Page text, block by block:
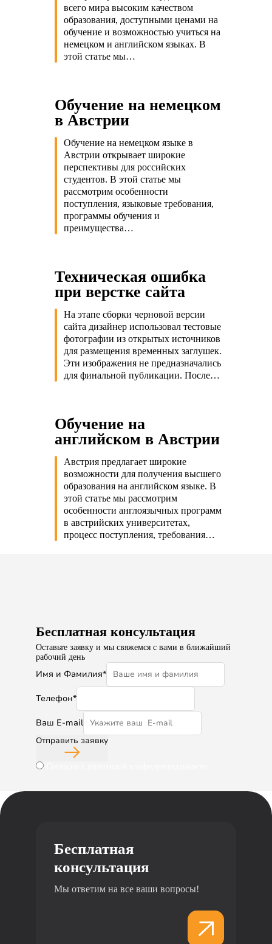
всего мира высоким качеством
образования, доступными ценами на
обучение и возможностью учиться на
немецком и английском языках. В
этой статье мы…
Обучение на немецком
в Австрии
Обучение на немецком языке в
Австрии открывает широкие
перспективы для российских
студентов. В этой статье мы
рассмотрим особенности
поступления, языковые требования,
программы обучения и
преимущества…
Техническая ошибка
при верстке сайта
На этапе сборки черновой версии
сайта дизайнер использовал тестовые
фотографии из открытых источников
для размещения временных заглушек.
Эти изображения не предназначались
для финальной публикации. После…
Обучение на
английском в Австрии
Австрия предлагает широкие
возможности для получения высшего
образования на английском языке. В
этой статье мы рассмотрим
особенности англоязычных программ
в австрийских университетах,
процесс поступления, требования…
Бесплатная консультация
Оставьте заявку и мы свяжемся с вами в ближайший
рабочий день
Имя и Фамилия*
Телефон*
Ваш E-mail
Отправить заявку
Бесплатная
консультация
Мы ответим на все ваши вопросы!